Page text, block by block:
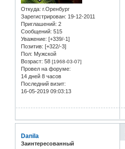
Откуда: г.Оренбург
Зарегистрирован: 19-12-2011
Приглашений: 2
Сообщений: 515
Уважение: [+339/-1]
Позитив: [+322/-3]
Пол: Мужской
Возраст: 58 [1968-03-07]
Провел на форуме:
14 дней 8 часов
Последний визит:
16-05-2019 09:03:13
Danila
Заинтересованный